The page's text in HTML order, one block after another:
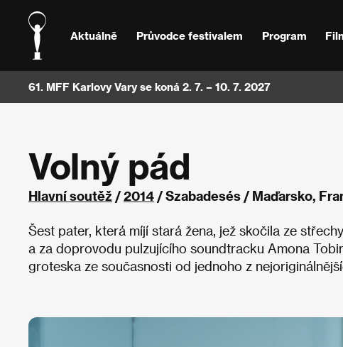
Aktuálně Průvodce festivalem Program
61. MFF Karlovy Vary se koná 2. 7. – 10. 7. 2027
Volný pád
Hlavní soutěž /2014 / Szabadesés / Maďarsko,
Šest pater, která míjí stará žena, jež skočila ze
a za doprovodu pulzujícího soundtracku Amona
groteska ze současnosti od jednoho z